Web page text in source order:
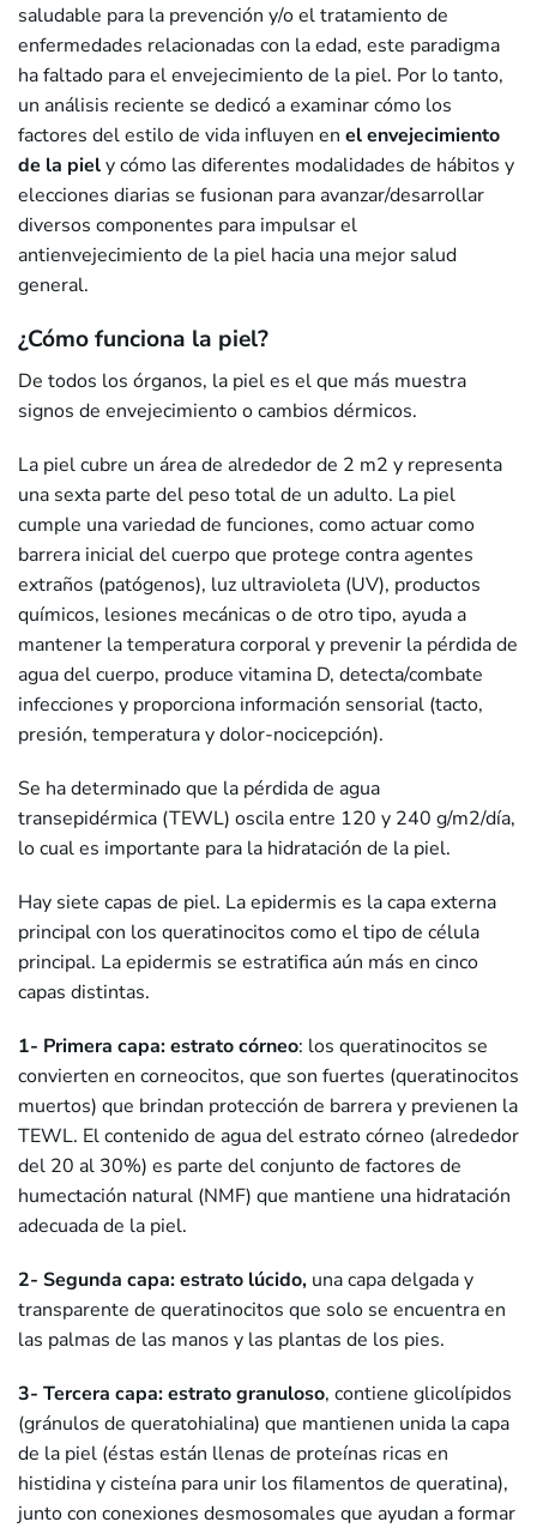
saludable para la prevención y/o el tratamiento de
enfermedades relacionadas con la edad, este paradigma
ha faltado para el envejecimiento de la piel. Por lo tanto,
un análisis reciente se dedicó a examinar cómo los
factores del estilo de vida influyen en el envejecimiento
de la piely cómo las diferentes modalidades de hábitos y
elecciones diarias se fusionan para avanzar/desarrollar
diversos componentes para impulsar el
antienvejecimiento de la piel hacia una mejor salud
general.
¿Cómo funciona la piel?
De todos los órganos, la piel es el que más muestra
signos de envejecimiento o cambios dérmicos.
La piel cubre un área de alrededor de 2 m2 y representa
una sexta parte del peso total de un adulto. La piel
cumple una variedad de funciones, como actuar como
barrera inicial del cuerpo que protege contra agentes
extraños (patógenos), luz ultravioleta (UV), productos
químicos, lesiones mecánicas o de otro tipo, ayuda a
mantener la temperatura corporal y prevenir la pérdida de
agua del cuerpo, produce vitamina D, detecta/combate
infecciones y proporciona información sensorial (tacto,
presión, temperatura y dolor-nocicepción).
Se ha determinado que la pérdida de agua
transepidérmica (TEWL) oscila entre 120 y 240 g/m2/día,
lo cual es importante para la hidratación de la piel.
Hay siete capas de piel. La epidermis es la capa externa
principal con los queratinocitos como el tipo de célula
principal. La epidermis se estratifica aún más en cinco
capas distintas.
1- Primera capa: estrato córneo: los queratinocitos se
convierten en corneocitos, que son fuertes (queratinocitos
muertos) que brindan protección de barrera y previenen la
TEWL. El contenido de agua del estrato córneo (alrededor
del 20 al 30%) es parte del conjunto de factores de
humectación natural (NMF) que mantiene una hidratación
adecuada de la piel.
2- Segunda capa: estrato lúcido, una capa delgada y
transparente de queratinocitos que solo se encuentra en
las palmas de las manos y las plantas de los pies.
3- Tercera capa: estrato granuloso, contiene glicolípidos
(gránulos de queratohialina) que mantienen unida la capa
de la piel (éstas están llenas de proteínas ricas en
histidina y cisteína para unir los filamentos de queratina),
junto con conexiones desmosomales que ayudan a formar